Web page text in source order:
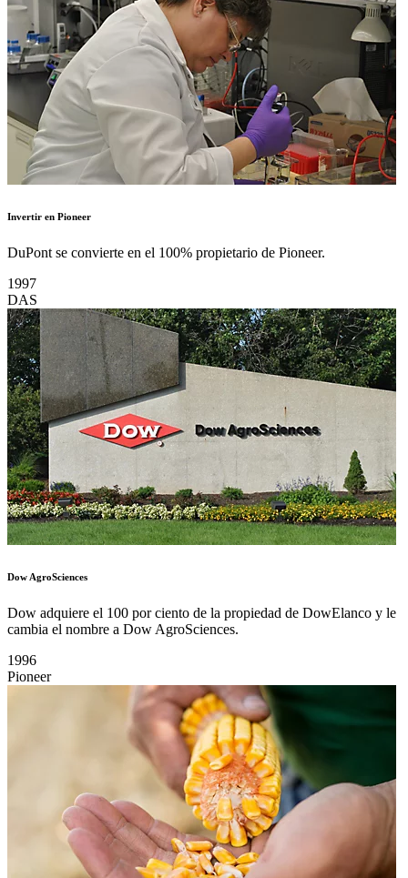
Invertir en Pioneer
DuPont se convierte en el 100% propietario de Pioneer.
1997
DAS
Dow AgroSciences
Dow adquiere el 100 por ciento de la propiedad de DowElanco y le
cambia el nombre a Dow AgroSciences.
1996
Pioneer